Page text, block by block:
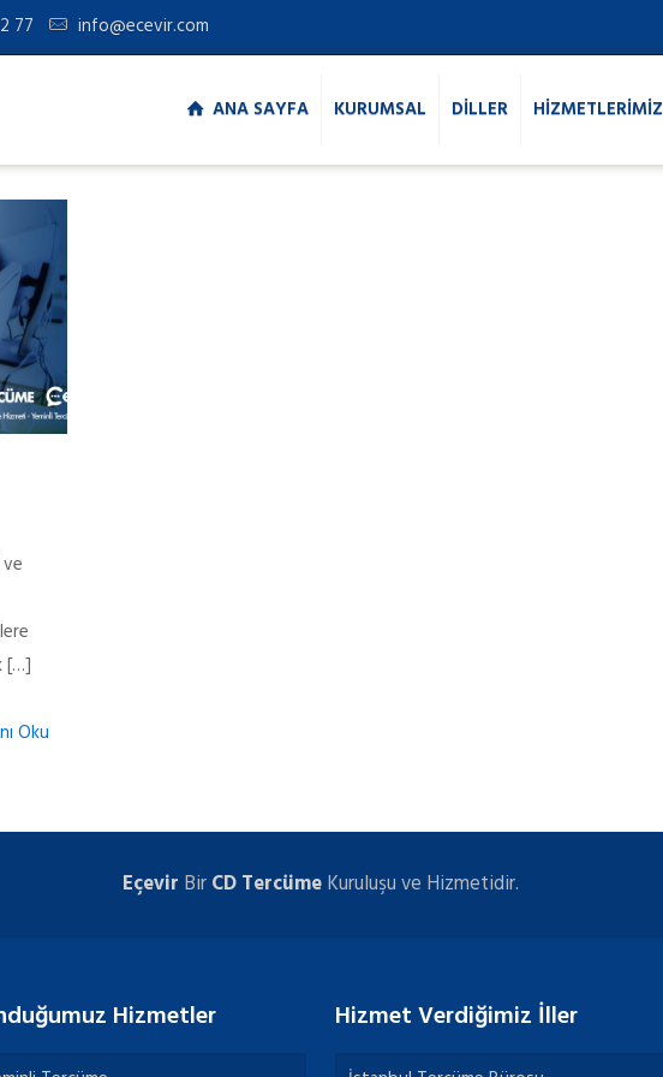
77 info@ecevir.com
ANA SAYFA KURUMSAL DİLLER HİZMETLERİMİZ
[…]
Oku
Eçevir BirCD TercümeKuruluşu ve Hizmetidir.
Hizmetler Hizmet Verdiğimiz İller